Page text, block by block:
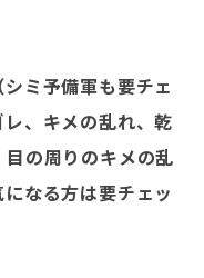
ミ予備軍も要チェ
、キメの乱れ、乾
の周りのキメの乱
なる方は要チェッ